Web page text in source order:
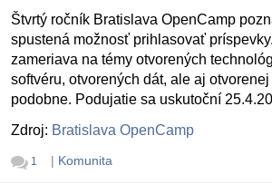
Štvrtý ročník Bratislava OpenCamp
spustená možnosť prihlasovať
zameriava na témy otvorených
softvéru, otvorených dát, ale aj
podobne. Podujatie sa uskutoční
Zdroj: Bratislava OpenCamp
1 | Komunita